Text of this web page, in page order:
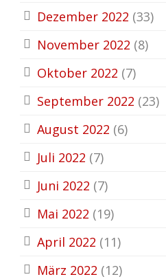
Dezember 2022 (33)
November 2022 (8)
Oktober 2022 (7)
September 2022 (23)
August 2022 (6)
Juli 2022 (7)
Juni 2022 (7)
Mai 2022 (19)
April 2022 (11)
März 2022 (12)